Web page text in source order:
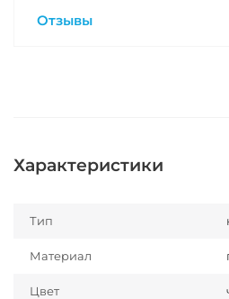
Отзывы
Характеристики
Тип
Материал
Цвет